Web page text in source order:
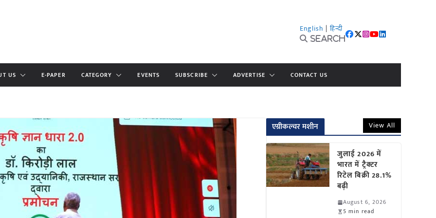
English | हिन्दी
Search
US E-PAPER CATEGORY EVENTS SUBSCRIBE ADVERTISE CONTACT US
एग्रीकल्चर मशीन View All
जुलाई 2026 में
भारत में ट्रैक्टर
रिटेल बिक्री 28.1%
बढ़ी
August 6, 2026
5 min read